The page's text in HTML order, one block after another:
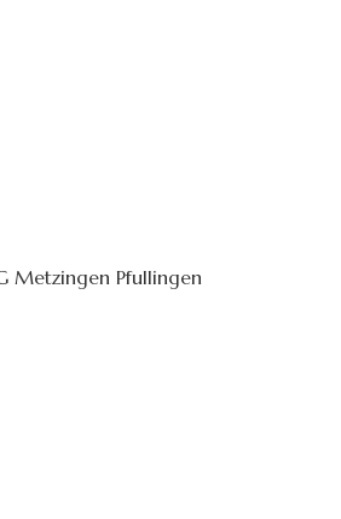
Metzingen Pfullingen